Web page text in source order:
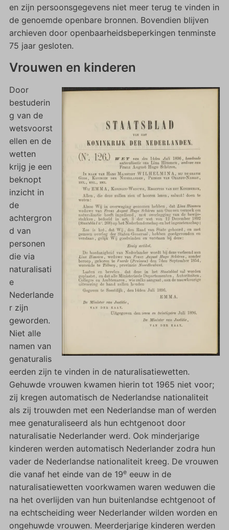
en zijn persoonsgegevens niet meer terug te vinden in
de genoemde openbare bronnen. Bovendien blijven
archieven door openbaarheidsbeperkingen tenminste
75 jaar gesloten.
Vrouwen en kinderen
Door
bestuderin
g van de
wetsvoorst
ellen en de
wetten
krijg je een
beknopt
inzicht in
de
achtergron
d van
personen
die via
naturalisati
e
Nederlande
r zijn
geworden.
Niet alle
namen van
genaturalis
eerden zijn te vinden in de naturalisatiewetten.
Gehuwde vrouwen kwamen hierin tot 1965 niet voor;
zij kregen automatisch de Nederlandse nationaliteit
als zij trouwden met een Nederlandse man of werden
mee genaturaliseerd als hun echtgenoot door
naturalisatie Nederlander werd. Ook minderjarige
kinderen werden automatisch Nederlander zodra hun
vader de Nederlandse nationaliteit kreeg. De vrouwen
die vanaf het einde van de 19eeeuw in de
naturalisatiewetten voorkwamen waren weduwen die
na het overlijden van hun buitenlandse echtgenoot of
na echtscheiding weer Nederlander wilden worden en
ongehuwde vrouwen. Meerderjarige kinderen werden